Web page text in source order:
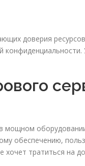
доверия
мощном
обеспечению,
хочет тратиться на